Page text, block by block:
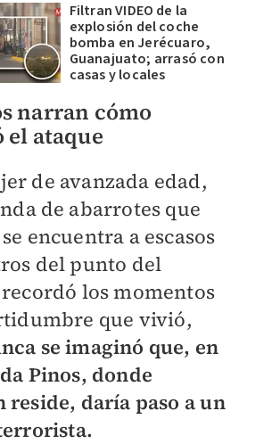
Filtran VIDEO de la
explosión del coche
bomba en Jerécuaro,
Guanajuato; arrasó con
casas y locales
narran cómo
ataque
de avanzada edad,
de abarrotes que
encuentra a escasos
del punto del
los momentos
que vivió,
se imaginó que, en
Pinos, donde
reside, daría paso a un